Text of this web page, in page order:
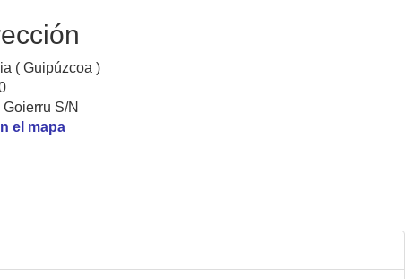
( Guipúzcoa )
S/N
el mapa